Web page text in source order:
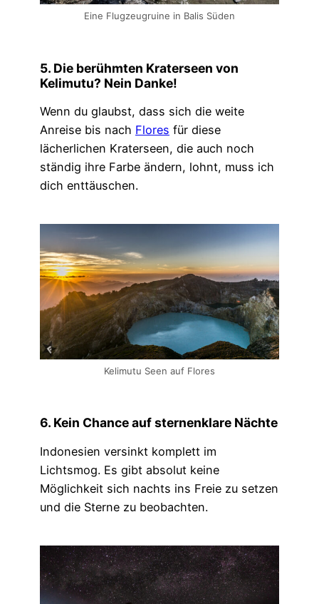
Eine Flugzeugruine in Balis Süden
5. Die berühmten Kraterseen von
Kelimutu? Nein Danke!
Wenn du glaubst, dass sich die weite
Anreise bis nach Flores für diese
lächerlichen Kraterseen, die auch noch
ständig ihre Farbe ändern, lohnt, muss ich
dich enttäuschen.
Kelimutu Seen auf Flores
6. Kein Chance auf sternenklare Nächte
Indonesien versinkt komplett im
Lichtsmog. Es gibt absolut keine
Möglichkeit sich nachts ins Freie zu setzen
und die Sterne zu beobachten.